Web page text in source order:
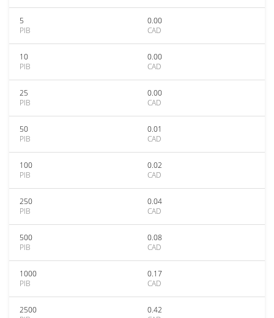
5
PIB
0.00
CAD
10
PIB
0.00
CAD
25
PIB
0.00
CAD
50
PIB
0.01
CAD
100
PIB
0.02
CAD
250
PIB
0.04
CAD
500
PIB
0.08
CAD
1000
PIB
0.17
CAD
2500
0.42